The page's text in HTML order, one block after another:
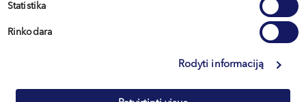
Statistika
Rinkodara
Rodyti informaciją
Kretinga
+370 633 30 303